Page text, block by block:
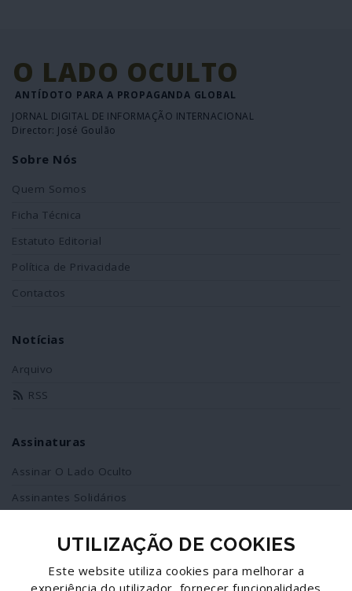
O LADO OCULTO
ANTÍDOTO PARA A PROPAGANDA GLOBAL
JORNAL DIGITAL DE INFORMAÇÃO INTERNACIONAL
Director: José Goulão
Sobre Nós
Quem Somos
Ficha Técnica
Estatuto Editorial
Política de Privacidade
Contactos
Notícias
Arquivo
RSS
Assinaturas
Assinar O Lado Oculto
Assinantes Solidários
Redes Sociais
Siga-nos no facebook
UTILIZAÇÃO DE COOKIES
Este website utiliza cookies para melhorar a
experiência do utilizador, fornecer funcionalidades